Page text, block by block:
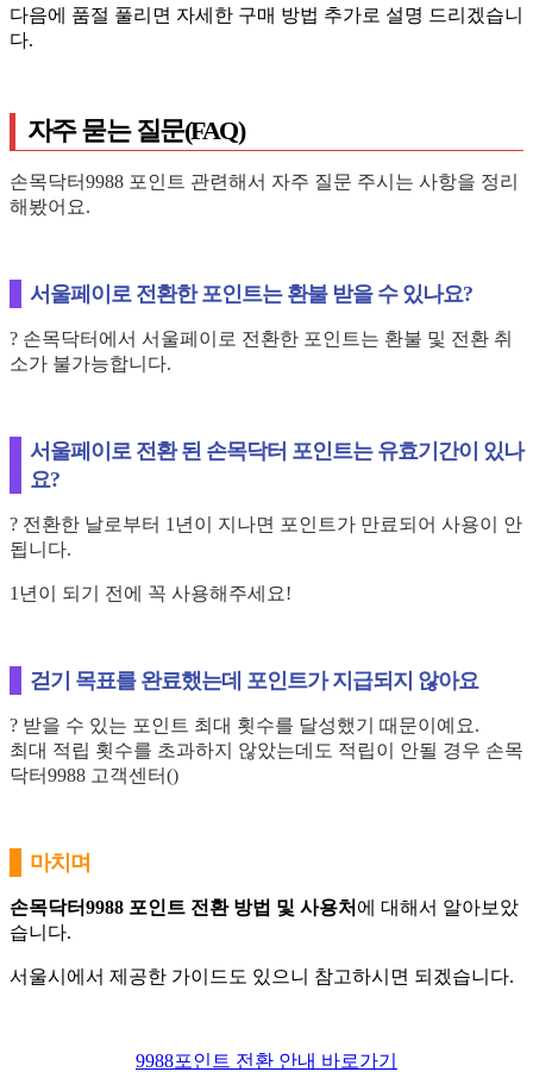
다음에 품절 풀리면 자세한 구매 방법 추가로 설명 드리겠습니
다.
자주 묻는 질문(FAQ)
손목닥터9988 포인트 관련해서 자주 질문 주시는 사항을 정리
해봤어요.
서울페이로 전환한 포인트는 환불 받을 수 있나요?
? 손목닥터에서 서울페이로 전환한 포인트는 환불 및 전환 취
소가 불가능합니다.
서울페이로 전환 된 손목닥터 포인트는 유효기간이 있나
요?
? 전환한 날로부터 1년이 지나면 포인트가 만료되어 사용이 안
됩니다.
1년이 되기 전에 꼭 사용해주세요!
걷기 목표를 완료했는데 포인트가 지급되지 않아요
? 받을 수 있는 포인트 최대 횟수를 달성했기 때문이예요.
최대 적립 횟수를 초과하지 않았는데도 적립이 안될 경우 손목
닥터9988 고객센터()
마치며
손목닥터9988 포인트 전환 방법 및 사용처 에 대해서 알아보았
습니다.
서울시에서 제공한 가이드도 있으니 참고하시면 되겠습니다.
9988포인트 전환 안내 바로가기